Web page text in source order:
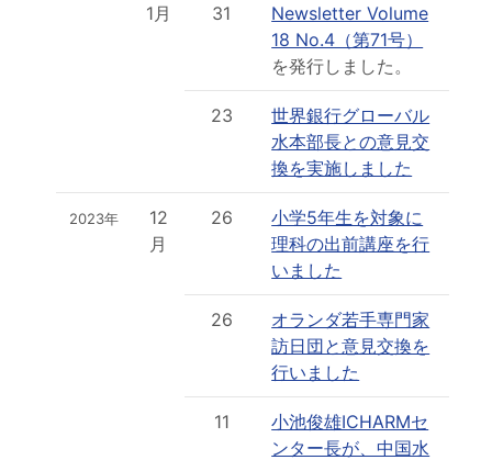
1月 31
Newsletter Volume
18 No.4（第71号）
を発行しました。
23
世界銀行グローバル
水本部長との意見交
換を実施しました
2023年
12
月
26
小学5年生を対象に
理科の出前講座を行
いました
26
オランダ若手専門家
訪日団と意見交換を
行いました
11
小池俊雄ICHARMセ
ンター長が、中国水